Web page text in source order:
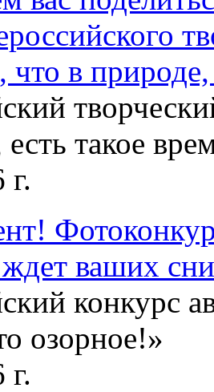
что в
такое
г.
ваших
конкурс
озорное!»
г.